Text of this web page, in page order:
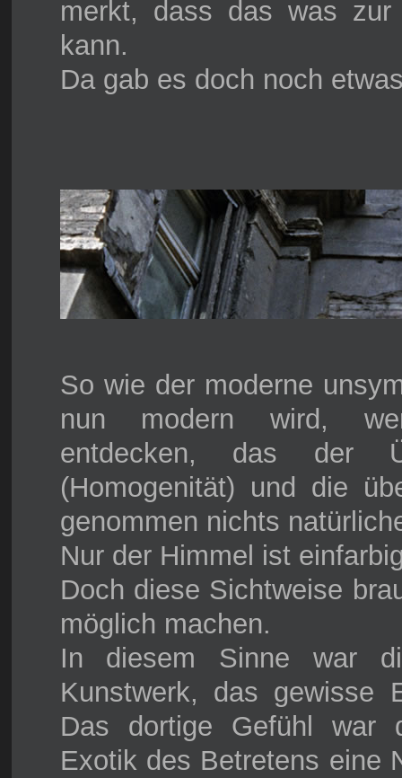
merkt, dass das was
kann.
Da gab es doch noch
So wie der moderne
nun modern wird,
entdecken, das der
(Homogenität) und die
genommen nichts
Nur der Himmel ist
Doch diese Sichtweise
möglich machen.
In diesem Sinne war
Kunstwerk, das gewisse
Das dortige Gefühl war
Exotik des Betretens eine